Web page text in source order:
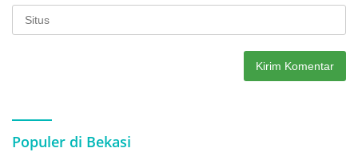
Populer di Bekasi